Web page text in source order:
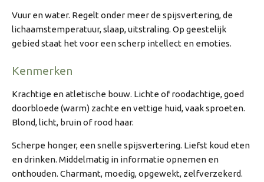
Vuur en water. Regelt onder meer de spijsvertering, de
lichaamstemperatuur, slaap, uitstraling. Op geestelijk
gebied staat het voor een scherp intellect en emoties.
Kenmerken
Krachtige en atletische bouw. Lichte of roodachtige, goed
doorbloede (warm) zachte en vettige huid, vaak sproeten.
Blond, licht, bruin of rood haar.
Scherpe honger, een snelle spijsvertering. Liefst koud eten
en drinken. Middelmatig in informatie opnemen en
onthouden. Charmant, moedig, opgewekt, zelfverzekerd.